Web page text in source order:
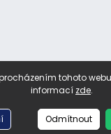
tohoto
informací zde.
Odmítnout